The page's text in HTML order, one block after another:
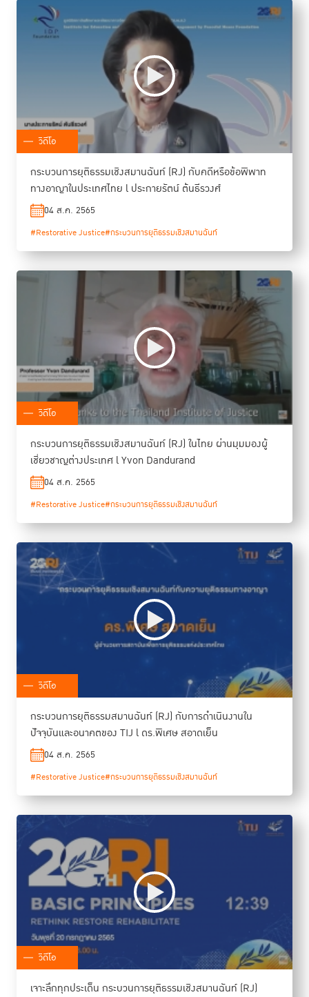
วิดีโอ
กระบวนการยุติธรรมเชิงสมานฉันท์ (RJ) กับคดีหรือข้อพิพาท
ทางอาญาในประเทศไทย l ประกายรัตน์ ต้นธีรวงศ์
04 ส.ค. 2565
#Restorative Justice#กระบวนการยุติธรรมเชิงสมานฉันท์
วิดีโอ
กระบวนการยุติธรรมเชิงสมานฉันท์ (RJ) ในไทย ผ่านมุมมองผู้
เชี่ยวชาญต่างประเทศ l Yvon Dandurand
04 ส.ค. 2565
#Restorative Justice#กระบวนการยุติธรรมเชิงสมานฉันท์
วิดีโอ
กระบวนการยุติธรรมสมานฉันท์ (RJ) กับการดำเนินงานใน
ปัจจุบันและอนาคตของ TIJ l ดร.พิเศษ สอาดเย็น
04 ส.ค. 2565
#Restorative Justice#กระบวนการยุติธรรมเชิงสมานฉันท์
วิดีโอ
เจาะลึกทุกประเด็น กระบวนการยุติธรรมเชิงสมานฉันท์ (RJ)